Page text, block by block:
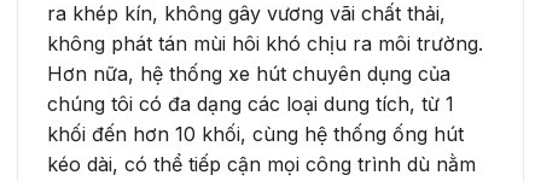
ra khép kín, không gây vương vãi chất thải,
không phát tán mùi hôi khó chịu ra môi trường.
Hơn nữa, hệ thống xe hút chuyên dụng của
chúng tôi có đa dạng các loại dung tích, từ 1
khối đến hơn 10 khối, cùng hệ thống ống hút
kéo dài, có thể tiếp cận mọi công trình dù nằm